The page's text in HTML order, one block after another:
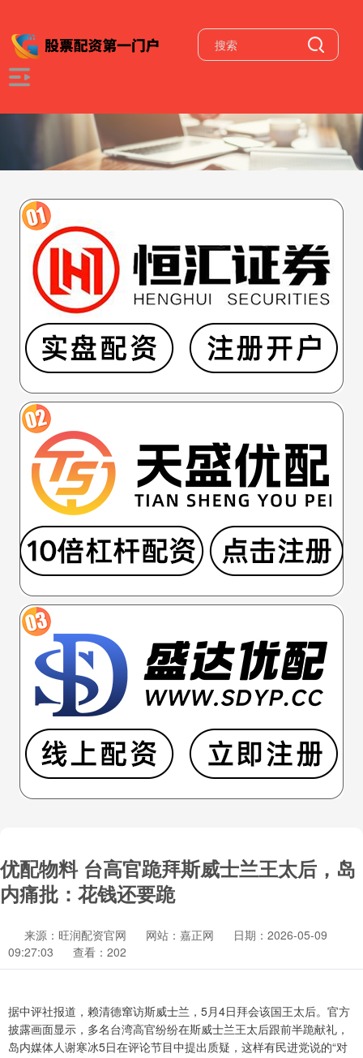
优配物料 台高官跪拜斯威士兰王太后，岛
内痛批：花钱还要跪
来源：旺润配资官网 网站：嘉正网
日期：2026-05-09
09:27:03
查看：202
据中评社报道，赖清德窜访斯威士兰，5月4日拜会该国王太后。官方
披露画面显示，多名台湾高官纷纷在斯威士兰王太后跟前半跪献礼，
岛内媒体人谢寒冰5日在评论节目中提出质疑，这样有民进党说的“对